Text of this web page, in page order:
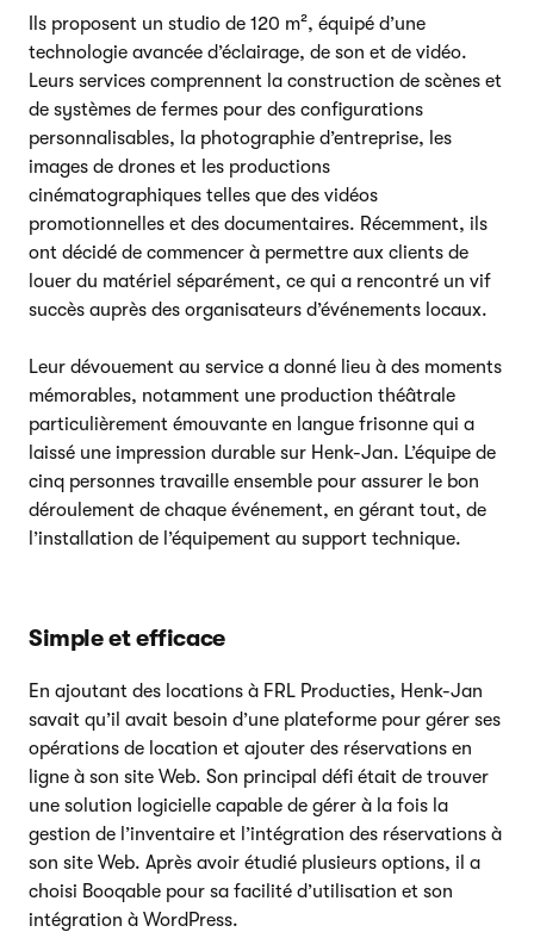
Ils proposent un studio de 120 m², équipé d’une
technologie avancée d’éclairage, de son et de vidéo.
Leurs services comprennent la construction de scènes et
de systèmes de fermes pour des configurations
personnalisables, la photographie d’entreprise, les
images de drones et les productions
cinématographiques telles que des vidéos
promotionnelles et des documentaires. Récemment, ils
ont décidé de commencer à permettre aux clients de
louer du matériel séparément, ce qui a rencontré un vif
succès auprès des organisateurs d’événements locaux.
Leur dévouement au service a donné lieu à des moments
mémorables, notamment une production théâtrale
particulièrement émouvante en langue frisonne qui a
laissé une impression durable sur Henk-Jan. L’équipe de
cinq personnes travaille ensemble pour assurer le bon
déroulement de chaque événement, en gérant tout, de
l’installation de l’équipement au support technique.
Simple et efficace
En ajoutant des locations à FRL Producties, Henk-Jan
savait qu’il avait besoin d’une plateforme pour gérer ses
opérations de location et ajouter des réservations en
ligne à son site Web. Son principal défi était de trouver
une solution logicielle capable de gérer à la fois la
gestion de l’inventaire et l’intégration des réservations à
son site Web. Après avoir étudié plusieurs options, il a
choisi Booqable pour sa facilité d’utilisation et son
intégration à WordPress.